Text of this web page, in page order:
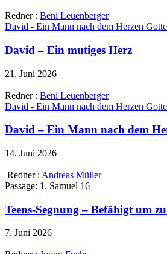
Redner : Beni Leuenberger
David - Ein Mann nach dem Herzen
David – Ein mutiges Herz
21. Juni 2026
Redner : Beni Leuenberger
David - Ein Mann nach dem Herzen
David – Ein Mann nach dem
14. Juni 2026
Redner : Andreas Müller
Passage: 1. Samuel 16
Teens-Segnung – Befähigt um
7. Juni 2026